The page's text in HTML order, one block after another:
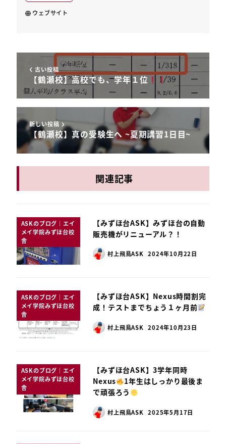
ウェブサイト
古い投稿
【鶴瀬校】高校でも、学年１位
新しい投稿
【鶴瀬校】真の受験生へ ~夏期講習1日目~
関連記事
ASKのブログ｜エイ
メイ学院みずほ台校
舎
【みずほ台ASK】みずほ台の自動
販売機がリニューアル？！
村上飛鳥ASK 2024年10月22日
ASKのブログ｜エイ
メイ学院みずほ台校
舎
【みずほ台ASK】Nexus時間割完
成！テストまでちょう１ヶ月前
村上飛鳥ASK 2024年10月23日
ASKのブログ｜エイ
メイ学院みずほ台校
舎
【みずほ台ASK】3学年同時
Nexus
1年生はしっかり最後ま
で頑張ろう
村上飛鳥ASK 2025年5月17日